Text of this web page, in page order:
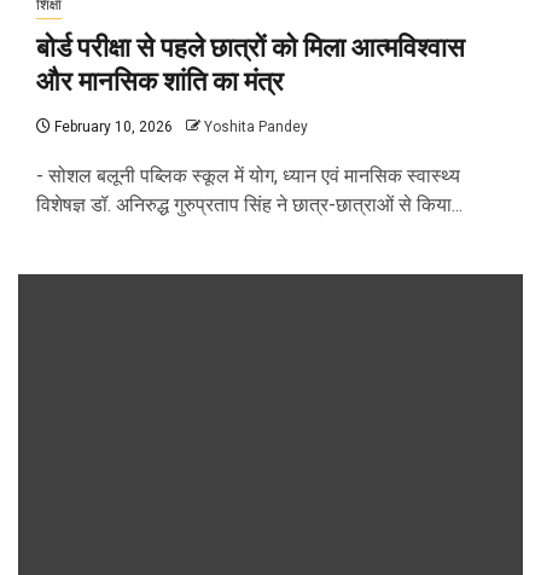
शिक्षा
बोर्ड परीक्षा से पहले छात्रों को मिला आत्मविश्वास
और मानसिक शांति का मंत्र
February 10, 2026 Yoshita Pandey
- सोशल बलूनी पब्लिक स्कूल में योग, ध्यान एवं मानसिक स्वास्थ्य
विशेषज्ञ डॉ. अनिरुद्ध गुरुप्रताप सिंह ने छात्र-छात्राओं से किया...